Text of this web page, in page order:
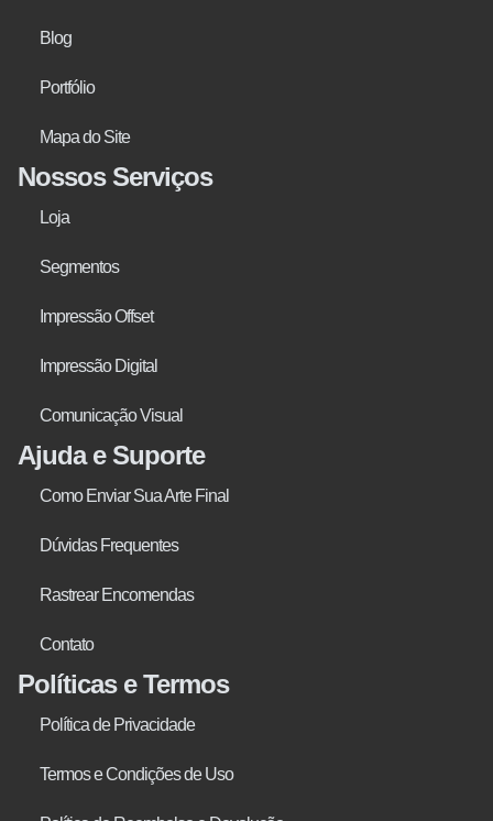
Blog
Portfólio
Mapa do Site
Nossos Serviços
Loja
Segmentos
Impressão Offset
Impressão Digital
Comunicação Visual
Ajuda e Suporte
Como Enviar Sua Arte Final
Dúvidas Frequentes
Rastrear Encomendas
Contato
Políticas e Termos
Política de Privacidade
Termos e Condições de Uso